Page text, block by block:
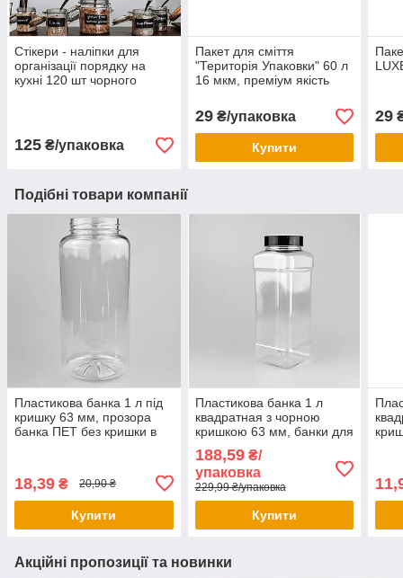
Стікери - наліпки для
організації порядку на
кухні 120 шт чорного
125 ₴/упаковка
​Пакет для сміття
"Територія Упаковки" 60 л
16 мкм, преміум якість
29₴/упаковка
Купити
29
Подібні товари компанії
Пластикова банка 1 л під
кришку 63 мм, прозора
банка ПЕТ без кришки в
18,39 ₴ 20,90 ₴
Купити
Пластикова банка 1 л
квадратная з чорною
кришкою 63 мм, банки для
188,59₴/
упаковка
229,99 ₴/упаковка
Купити
Акційні пропозиції та новинки